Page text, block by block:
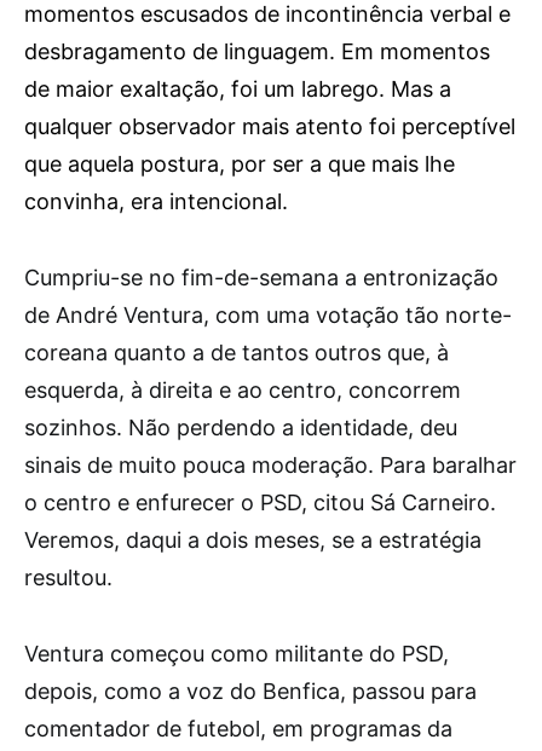
momentos escusados de incontinência verbal e
desbragamento de linguagem. Em momentos
de maior exaltação, foi um labrego. Mas a
qualquer observador mais atento foi perceptível
que aquela postura, por ser a que mais lhe
convinha, era intencional.
Cumpriu-se no fim-de-semana a entronização
de André Ventura, com uma votação tão norte-
coreana quanto a de tantos outros que, à
esquerda, à direita e ao centro, concorrem
sozinhos. Não perdendo a identidade, deu
sinais de muito pouca moderação. Para baralhar
o centro e enfurecer o PSD, citou Sá Carneiro.
Veremos, daqui a dois meses, se a estratégia
resultou.
Ventura começou como militante do PSD,
depois, como a voz do Benfica, passou para
comentador de futebol, em programas da